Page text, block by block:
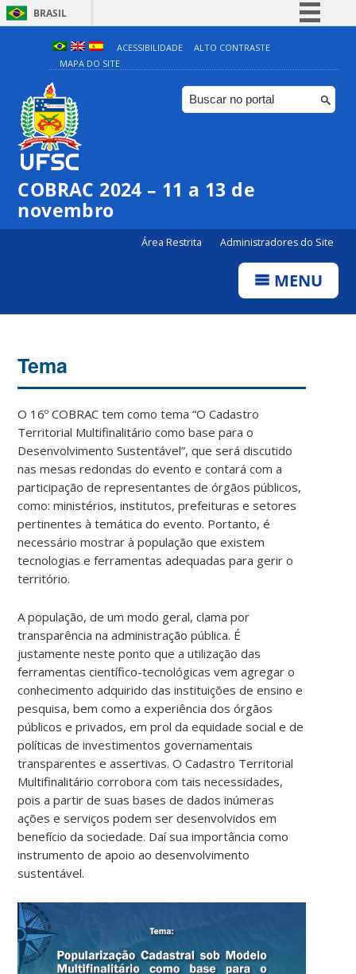
BRASIL
Simplifique!
Comunica BR
Participe
ACESSIBILIDADE
ALTO CONTRASTE
MAPA DO SITE
COBRAC 2024 – 11 a 13 de
novembro
Área Restrita Administradores do Site
MENU
Tema
O 16º COBRAC tem como tema “O Cadastro
Territorial Multifinalitário como base para o
Desenvolvimento Sustentável”, que será discutido
nas mesas redondas do evento e contará com a
participação de representantes de órgãos públicos,
como: ministérios, institutos, prefeituras e setores
pertinentes à temática do evento. Portanto, é
necessário mostrar à população que existem
tecnologias e ferramentas adequadas para gerir o
território.
A população, de um modo geral, clama por
transparência na administração pública. É
justamente neste ponto que a utilização das
ferramentas científico-tecnológicas vem agregar o
conhecimento adquirido das instituições de ensino e
pesquisa, bem como a experiência dos órgãos
públicos e privados, em prol da equidade social e de
políticas de investimentos governamentais
transparentes e assertivas. O Cadastro Territorial
Multifinalitário corrobora com tais necessidades,
pois a partir de suas bases de dados inúmeras
ações e serviços podem ser desenvolvidos em
benefício da sociedade. Daí sua importância como
instrumento de apoio ao desenvolvimento
sustentável.